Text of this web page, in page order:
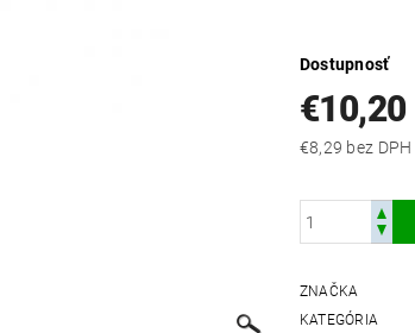
Dostupnosť
€10,20
€8,29 bez DPH
ZNAČKA
KATEGÓRIA